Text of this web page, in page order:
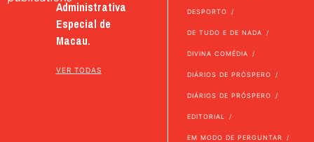
Administrativa
Especial de
Macau.
VER TODAS
DESPORTO
DE TUDO E DE NADA
DIVINA COMÉDIA
DIÁRIOS DE PRÓSPERO
DIÁRIOS DE PRÓSPERO
EDITORIAL
EM MODO DE PERGUNTAR